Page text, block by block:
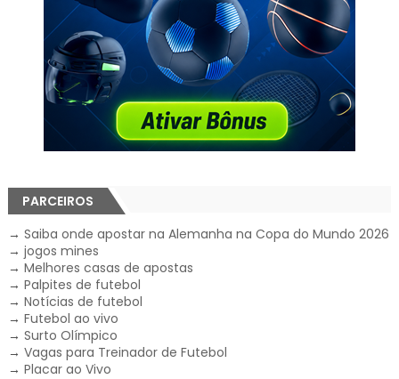
PARCEIROS
→ Saiba onde apostar na Alemanha na Copa do Mundo 2026
→ jogos mines
→ Melhores casas de apostas
→ Palpites de futebol
→ Notícias de futebol
→ Futebol ao vivo
→ Surto Olímpico
→ Vagas para Treinador de Futebol
→ Placar ao Vivo